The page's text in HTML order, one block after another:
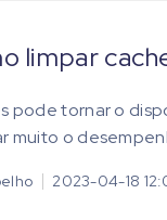
limpar
pode tornar o
muito o
2023-04-18